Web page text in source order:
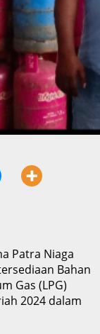
Patra Niaga
Bahan
Gas (LPG)
2024 dalam